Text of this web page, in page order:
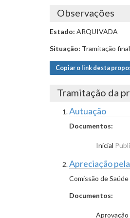
Observações
Estado: ARQUIVADA
Situação: Tramitação
Copiar o link desta
Tramitação da
Autuação
Documentos:
Inicial
Apreciação
Comissão de
Documentos:
Aprovação